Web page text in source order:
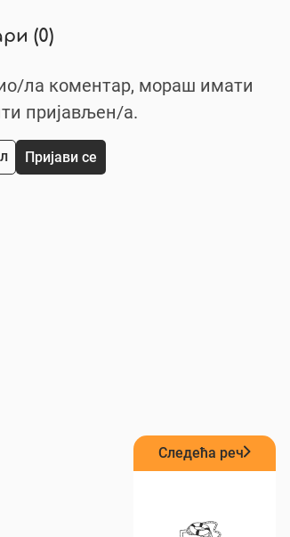
(0)
ла коментар, мораш имати
пријављен/a.
Пријави се
Следећа реч